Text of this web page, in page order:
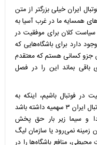
ایران خیلی بزرگتر از متن
همسایه ما در غرب آسیا به
کلان برای موفقیت در
دارد برای باشگاه‌هایی که
جزو کسانی هستم که معتقدم
باقی بماند این را در فصل
فوتبال باشیم، اینکه به
عربستان ۶ سهمیه اختصاص بدهند و فوتبال ایران ۳ سهمیه داشته باشد
و سیما زیر بار حق پخش
زمینه نمی‌رود یا سازمان لیگ